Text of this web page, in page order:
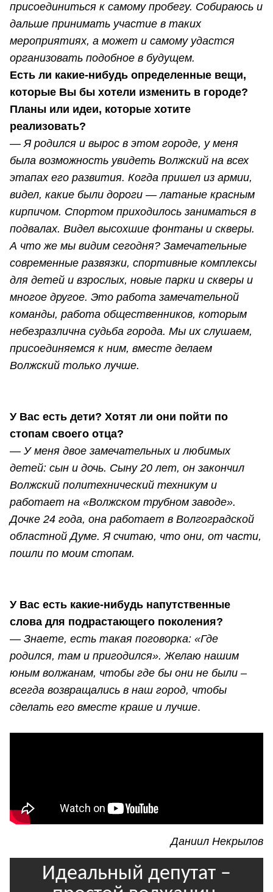
присоединиться к самому пробегу. Собираюсь и
дальше принимать участие в таких
мероприятиях, а может и самому удастся
организовать подобное в будущем.
Есть ли какие-нибудь определенные вещи,
которые Вы бы хотели изменить в городе?
Планы или идеи, которые хотите
реализовать?
—Я родился и вырос в этом городе, у меня
была возможность увидеть Волжский на всех
этапах его развития. Когда пришел из армии,
видел, какие были дороги — латаные красным
кирпичом. Спортом приходилось заниматься в
подвалах. Видел высохшие фонтаны и скверы.
А что же мы видим сегодня? Замечательные
современные развязки, спортивные комплексы
для детей и взрослых, новые парки и скверы и
многое другое. Это работа замечательной
команды, работа общественников, которым
небезразлична судьба города. Мы их слушаем,
присоединяемся к ним, вместе делаем
Волжский только лучше.
У Вас есть дети? Хотят ли они пойти по
стопам своего отца?
— У меня двое замечательных и любимых
детей: сын и дочь. Сыну 20 лет, он закончил
Волжский политехнический техникум и
работает на «Волжском трубном заводе».
Дочке 24 года, она работает в Волгоградской
областной Думе. Я считаю, что они, от части,
пошли по моим стопам.
У Вас есть какие-нибудь напутственные
слова для подрастающего поколения?
— Знаете, есть такая поговорка: «Где
родился, там и пригодился». Желаю нашим
юным волжанам, чтобы где бы они не были –
всегда возвращались в наш город, чтобы
сделать его вместе краше и лучше.
Даниил Некрылов